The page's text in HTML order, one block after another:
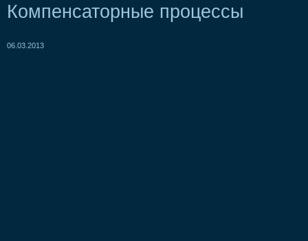
Компенсаторные процессы
06.03.2013